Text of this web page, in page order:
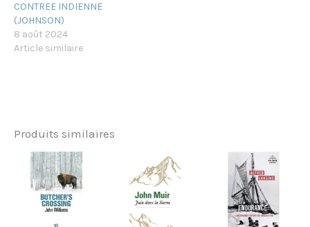
CONTREE INDIENNE
(JOHNSON)
8 août 2024
Article similaire
Produits similaires